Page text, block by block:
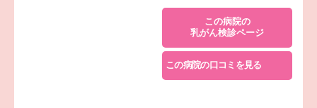
この病院の
乳がん検診ページ
この病院の口コミを見る